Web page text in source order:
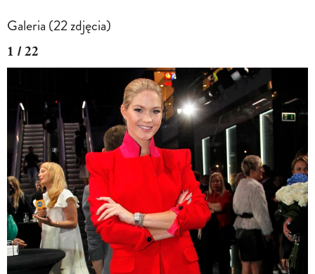
Galeria (22 zdjęcia)
1 / 22